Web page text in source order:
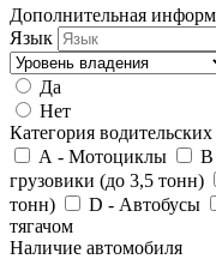
Дополнительная
Язык
Да
Нет
Категория водительских
А - Мотоциклы
В
грузовики (до 3,5 тонн)
тонн)
D - Автобусы
тягачом
Наличие автомобиля